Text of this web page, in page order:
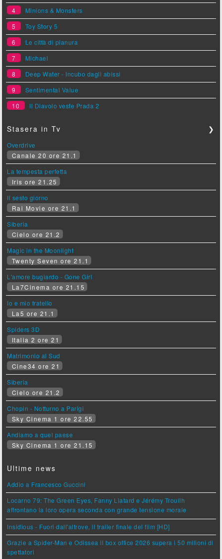
4
Minions & Monsters
5
Toy Story 5
6
Le città di pianura
7
Michael
8
Deep Water - Incubo dagli abissi
9
Sentimental Value
10
Il Diavolo veste Prada 2
Stasera in Tv ❯
Overdrive
Canale 20 ore 21.1
La tempesta perfetta
Iris ore 21.25
Il sesto giorno
Rai Movie ore 21.1
Siberia
Cielo ore 21.2
Magic in the Moonlight
Twenty Seven ore 21.1
L'amore bugiardo - Gone Girl
La7Cinema ore 21.15
Io e mio fratello
La5 ore 21.1
Spiders 3D
Italia 2 ore 21
Matrimonio al Sud
Cine34 ore 21
Siberia
Cielo ore 21.2
Chopin - Notturno a Parigi
Sky Cinema 1 ore 22.55
Andiamo a quel paese
Sky Cinema 1 ore 21.15
Ultime news
Addio a Francesco Guccini
Locarno 79: The Green Eyes, Fanny Liatard e Jérémy Trouilh
affrontano la loro opera seconda con grande tensione morale
Insidious - Fuori dall'altrove, il trailer finale del film [HD]
Grazie a Spider-Man e Odissea il box office 2026 supera i 50 milioni di
spettatori